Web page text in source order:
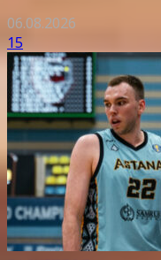
06.08.2026
15